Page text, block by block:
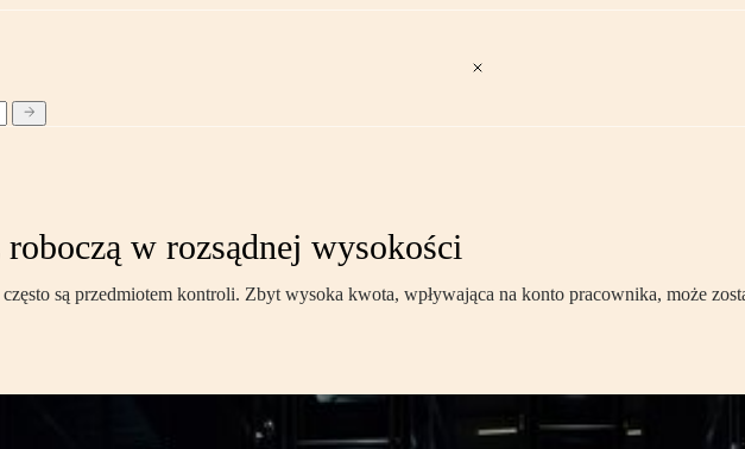
w rozsądnej wysokości
są przedmiotem kontroli. Zbyt wysoka kwota, wpływająca na konto pracownika, może